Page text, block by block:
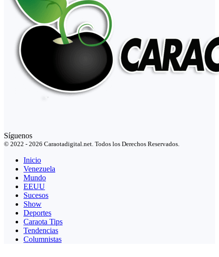
Síguenos
© 2022 - 2026 Caraotadigital.net. Todos los Derechos Reservados.
Inicio
Venezuela
Mundo
EEUU
Sucesos
Show
Deportes
Caraota Tips
Tendencias
Columnistas